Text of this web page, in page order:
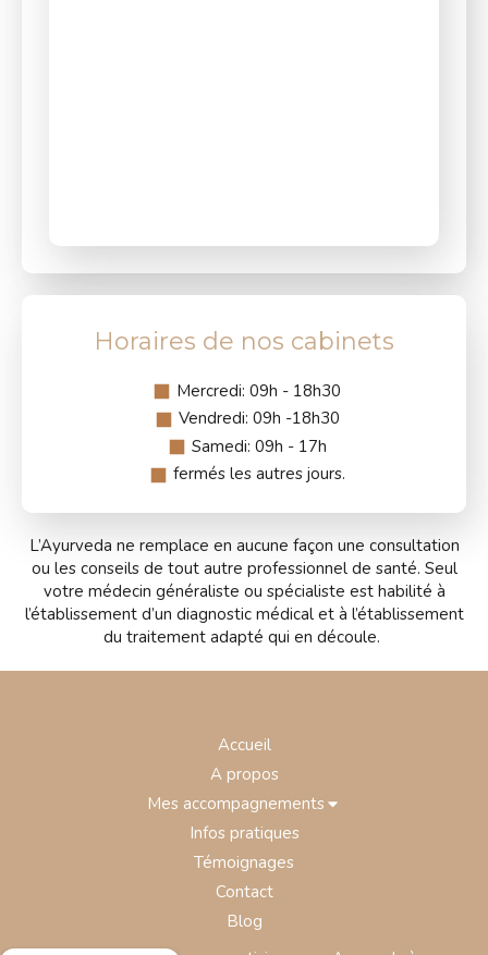
Horaires de nos cabinets
Mercredi: 09h - 18h30
Vendredi: 09h -18h30
Samedi: 09h - 17h
fermés les autres jours.
L’Ayurveda ne remplace en aucune façon une consultation
ou les conseils de tout autre professionnel de santé. Seul
votre médecin généraliste ou spécialiste est habilité à
l’établissement d’un diagnostic médical et à l’établissement
du traitement adapté qui en découle.
Accueil
A propos
Mes accompagnements
Infos pratiques
Témoignages
Contact
Blog